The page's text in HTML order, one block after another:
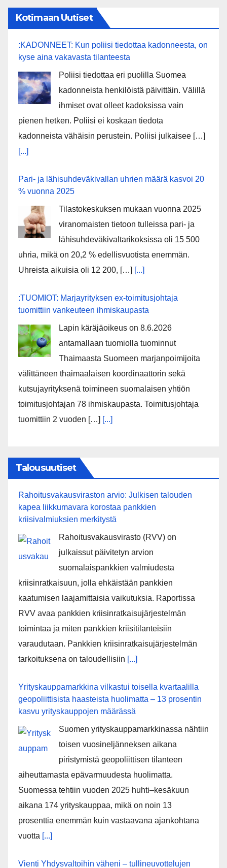
Kotimaan Uutiset
:KADONNEET: Kun poliisi tiedottaa kadonneesta, on
kyse aina vakavasta tilanteesta
Poliisi tiedottaa eri puolilla Suomea
kadonneista henkilöistä päivittäin. Välillä
ihmiset ovat olleet kadoksissa vain
pienen hetken. Poliisi ei koskaan tiedota
kadonneista vähäisin perustein. Poliisi julkaisee […]
[...]
Pari- ja lähisuhdeväkivallan uhrien määrä kasvoi 20
% vuonna 2025
Tilastokeskuksen mukaan vuonna 2025
viranomaisten tietoon tulleissa pari- ja
lähisuhdeväkivaltarikoksissa oli 15 500
uhria, mikä on 20,2 % edellisvuotista enemmän.
Uhreista aikuisia oli 12 200, […]
[...]
:TUOMIOT: Marjayrityksen ex-toimitusjohtaja
tuomittiin vankeuteen ihmiskaupasta
Lapin käräjäoikeus on 8.6.2026
antamallaan tuomiolla tuominnut
Thaimaasta Suomeen marjanpoimijoita
välittäneen thaimaalaisen koordinaattorin sekä
kutsujayrityksenä toimineen suomalaisen yhtiön
toimitusjohtajan 78 ihmiskaupasta. Toimitusjohtaja
tuomittiin 2 vuoden […]
[...]
Talousuutiset
Rahoitusvakausviraston arvio: Julkisen talouden
kapea liikkumavara korostaa pankkien
kriisivalmiuksien merkitystä
Rahoitusvakausvirasto (RVV) on
julkaissut päivitetyn arvion
suomalaispankkien valmiudesta
kriisinratkaisuun, jolla ehkäistään pankkien
kaatumisen laajamittaisia vaikutuksia. Raportissa
RVV avaa pankkien kriisinratkaisujärjestelmän
toimintaa ja miten pankkien kriisitilanteisiin
varaudutaan. Pankkien kriisinratkaisujärjestelmän
tarkoituksena on taloudellisiin [...]
Yrityskauppamarkkina vilkastui toisella kvartaalilla
geopoliittisista haasteista huolimatta – 13 prosentin
kasvu yrityskauppojen määrässä
Suomen yrityskauppamarkkinassa nähtiin
toisen vuosineljänneksen aikana
piristymistä geopoliittisen tilanteen
aiheuttamasta epävarmuudesta huolimatta.
Suomessa tehtiin vuoden 2025 huhti–kesäkuun
aikana 174 yrityskauppaa, mikä on noin 13
prosenttia enemmän kuin vastaavana ajankohtana
vuotta [...]
Vienti Yhdysvaltoihin väheni – tullineuvottelujen